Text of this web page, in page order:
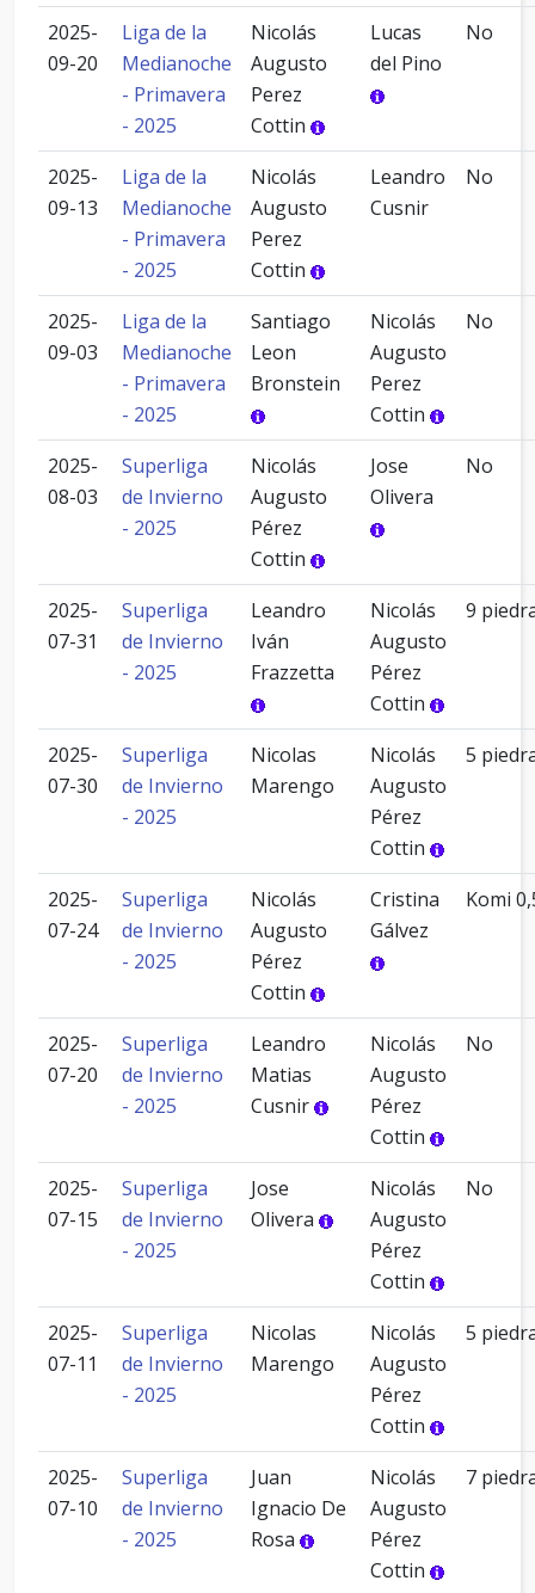
2025-
09-20
Liga de la
Medianoche
- Primavera
- 2025
Nicolás
Augusto
Perez
Cottin
Lucas
del Pino
No
2025-
09-13
Liga de la
Medianoche
- Primavera
- 2025
Nicolás
Augusto
Perez
Cottin
Leandro
Cusnir
No
2025-
09-03
Liga de la
Medianoche
- Primavera
- 2025
Santiago
Leon
Bronstein
Nicolás
Augusto
Perez
Cottin
No
2025-
08-03
Superliga
de Invierno
- 2025
Nicolás
Augusto
Pérez
Cottin
Jose
Olivera
No
2025-
07-31
Superliga
de Invierno
- 2025
Leandro
Iván
Frazzetta
Nicolás
Augusto
Pérez
Cottin
9
2025-
07-30
Superliga
de Invierno
- 2025
Nicolas
Marengo
Nicolás
Augusto
Pérez
Cottin
5
2025-
07-24
Superliga
de Invierno
- 2025
Nicolás
Augusto
Pérez
Cottin
Cristina
Gálvez
Komi
2025-
07-20
Superliga
de Invierno
- 2025
Leandro
Matias
Cusnir
Nicolás
Augusto
Pérez
Cottin
No
2025-
07-15
Superliga
de Invierno
- 2025
Jose
Olivera
Nicolás
Augusto
Pérez
Cottin
No
2025-
07-11
Superliga
de Invierno
- 2025
Nicolas
Marengo
Nicolás
Augusto
Pérez
Cottin
5
2025-
07-10
Superliga
de Invierno
- 2025
Juan
Ignacio De
Rosa
Nicolás
Augusto
Pérez
Cottin
7